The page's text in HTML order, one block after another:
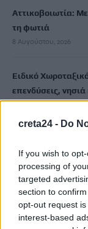
creta24 - Do
If you wish to
processing of
targeted
section to
opt-out request
interest-based
Αττικοβοιωτία:
τη φωτιά
8 Αυγούστου, 2026
Ειδικό
επενδύσεις,
8 Αυγούστου, 2026
ΑΑΔΕ: Άνοιξε εκ
Ενίσχυσης 2026
8 Αυγούστου, 2026